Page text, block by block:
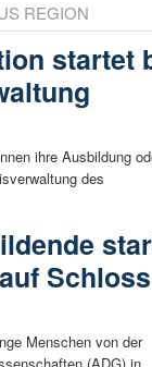
REGION
startet
ihre Ausbildung
des
Schloss
Menschen von der